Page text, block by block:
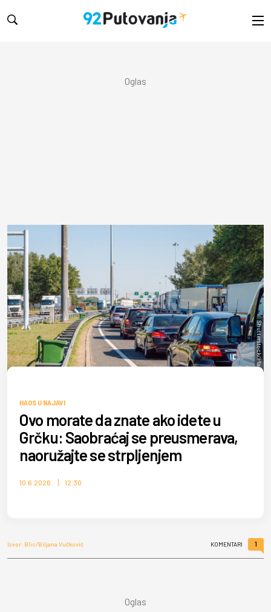
Shutterstock/Plam Petrov
HAOS U NAJAVI
Ovo morate da znate ako idete u
Grčku: Saobraćaj se preusmerava,
naoružajte se strpljenjem
10.6.2026. 12:30
Izvor: Blic/Biljana Vučković KOMENTARI 1